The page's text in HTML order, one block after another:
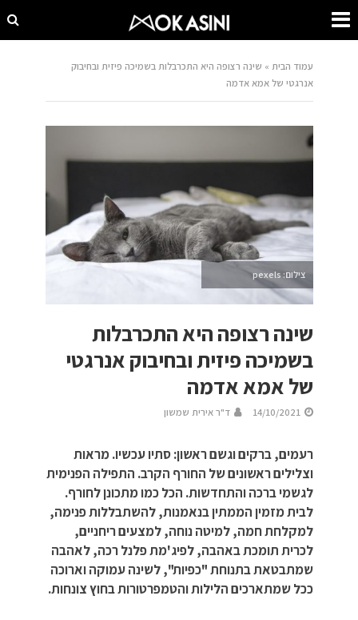
עמוד הבית » שינה רצופה היא התכרבלות בשמיכה פיזית ובחיבוק
אנרגטי של אמא אדמה
צילום: pexels
שינה רצופה היא התכרבלות
בשמיכה פיזית ובחיבוק אנרגטי
של אמא אדמה
14/10/2021 ד"ר אירית שמשון
רעמים, ברקים וגשם ראשון: סתיו עכשיו. מראות
וצלילים ראשונים של החורף הקרב. התפילה הפנימית
לגשמי ברכה והתחדשות. הכל כמו מתכונן לחורף.
לבית מזמין הממתין בנאמנות, להשתבללות פנימה,
למקלחת חמה, למיטה נוחה, למצעים ריחניים,
לכרית תומכת באהבה, לפיג'מת פלנל רכה, לאהבה
שמתבטאת בתנוחת "כפיות", לשינה עמוקה וארוכה
ככל שמתארכים הלילות והטמפרטורות בחוץ צונחות.